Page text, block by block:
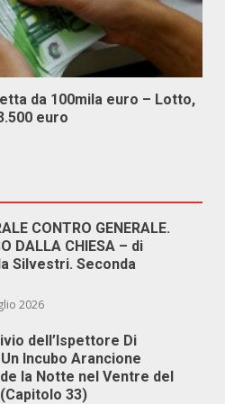
da 100mila euro – Lotto,
euro
CONTRO GENERALE.
DALLA CHIESA – di
Silvestri. Seconda
2026
dell’Ispettore Di
Incubo Arancione
la Notte nel Ventre del
33)